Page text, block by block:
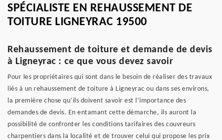
SPÉCIALISTE EN REHAUSSEMENT DE
TOITURE LIGNEYRAC 19500
Rehaussement de toiture et demande de devis
à Ligneyrac : ce que vous devez savoir
Pour les propriétaires qui sont dans le besoin de réaliser des travaux
liés à un rehaussement de toiture à Ligneyrac ou dans ses environs,
la première chose qu’ils doivent savoir est l’importance des
demandes de devis. En entamant cette démarche, ils auront la
possibilité de confronter les conditions tarifaires des couvreurs
charpentiers dans la localité et de trouver celui qui propose les prix